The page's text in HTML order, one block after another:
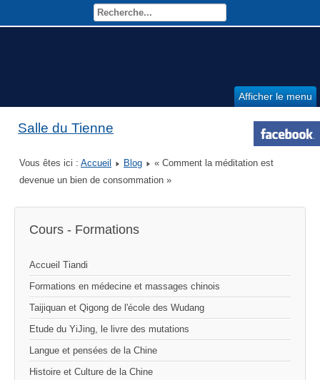
Afficher le menu
Salle du Tienne
Vous êtes ici : Accueil Blog
« Comment la méditation est
devenue un bien de consommation »
Cours - Formations
Accueil Tiandi
Formations en médecine et massages chinois
Taijiquan et Qigong de l'école des Wudang
Etude du YiJing, le livre des mutations
Langue et pensées de la Chine
Histoire et Culture de la Chine